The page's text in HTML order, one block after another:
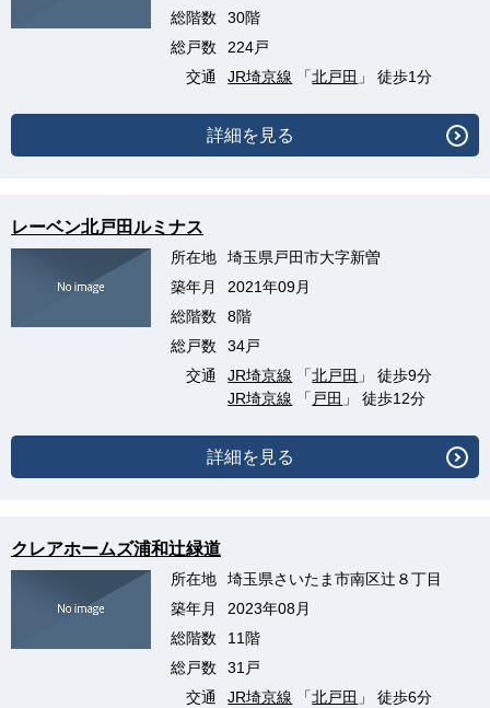
総階数
30階
総戸数
224戸
交通
JR埼京線 「北戸田 」 徒歩1分
詳細を見る
レーベン北戸田ルミナス
所在地
埼玉県戸田市大字新曽
築年月
2021年09月
総階数
8階
総戸数
34戸
交通
JR埼京線 「北戸田 」 徒歩9分
JR埼京線 「 戸田 」 徒歩12分
詳細を見る
クレアホームズ浦和辻緑道
所在地
埼玉県さいたま市南区辻８丁目
築年月
2023年08月
総階数
11階
総戸数
31戸
交通
JR埼京線 「北戸田 」 徒歩6分